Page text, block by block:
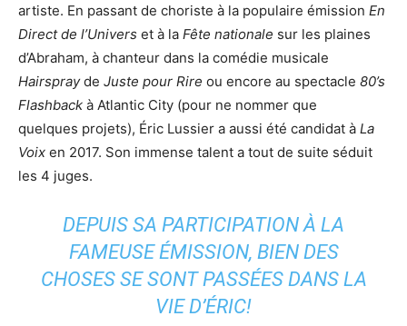
artiste. En passant de choriste à la populaire émission En
Direct de l’Univers et à la Fête nationale sur les plaines
d’Abraham, à chanteur dans la comédie musicale
Hairsprayde Juste pour Rire ou encore au spectacle 80’s
Flashback à Atlantic City (pour ne nommer que
quelques projets), Éric Lussier a aussi été candidat à La
Voix en 2017. Son immense talent a tout de suite séduit
les 4 juges.
DEPUIS SA PARTICIPATION À LA
FAMEUSE ÉMISSION, BIEN DES
CHOSES SE SONT PASSÉES DANS LA
VIE D’ÉRIC!